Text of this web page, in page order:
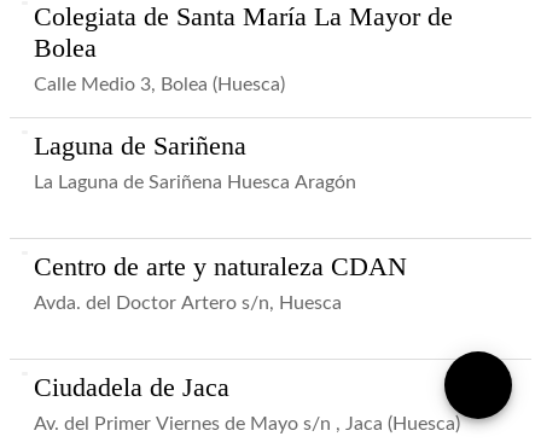
Colegiata de Santa María La Mayor de
Bolea
Calle Medio 3, Bolea (Huesca)
Laguna de Sariñena
La Laguna de Sariñena Huesca Aragón
Centro de arte y naturaleza CDAN
Avda. del Doctor Artero s/n, Huesca
Ciudadela de Jaca
Av. del Primer Viernes de Mayo s/n , Jaca (Huesca)